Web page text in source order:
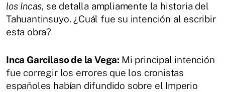
los Incas, se detalla ampliamente la historia del
Tahuantinsuyo. ¿Cuál fue su intención al escribir
esta obra?
Inca Garcilaso de la Vega: Mi principal intención
fue corregir los errores que los cronistas
españoles habían difundido sobre el Imperio